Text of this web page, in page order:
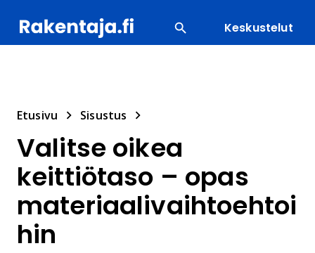
Keskustelut
Etusivu Sisustus
Valitse oikea
keittiötaso – opas
materiaalivaihtoehtoi
hin